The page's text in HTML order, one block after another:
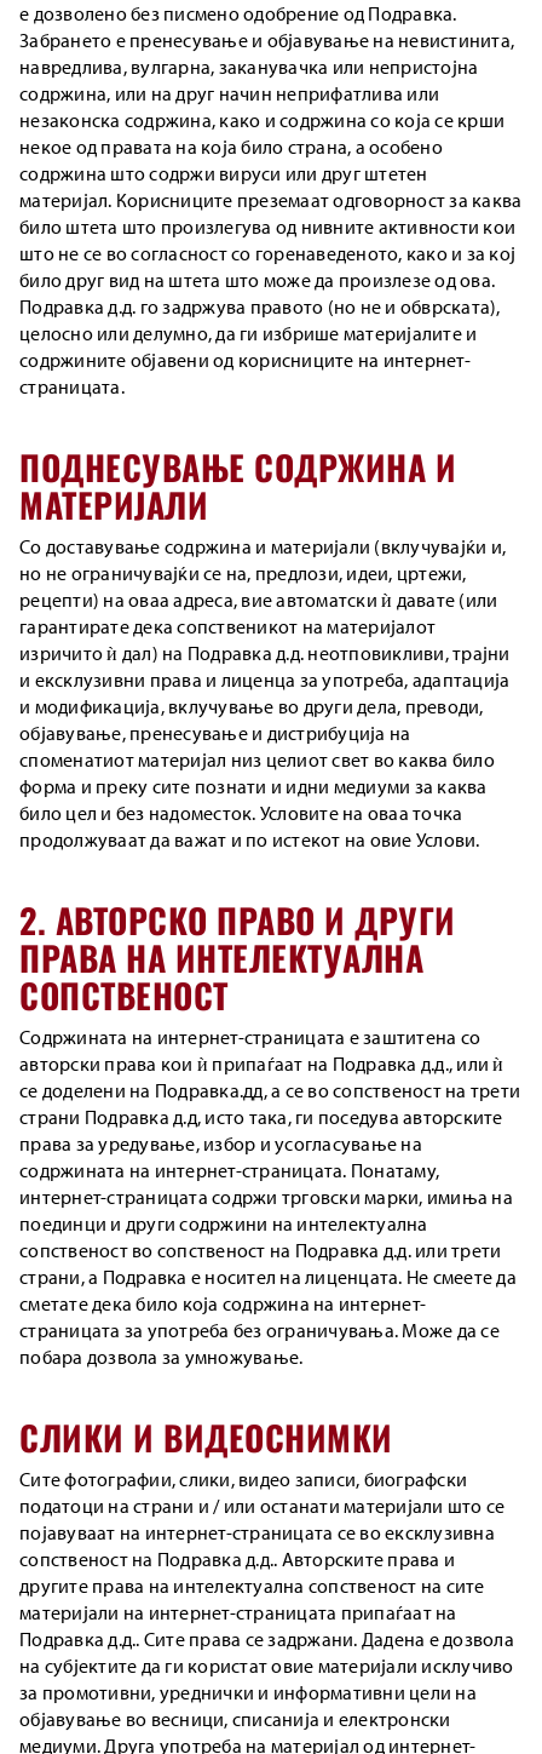
е дозволено без писмено одобрение од Подравка.
Забрането е пренесување и објавување на невистинита,
навредлива, вулгарна, заканувачка или непристојна
содржина, или на друг начин неприфатлива или
незаконска содржина, како и содржина со која се крши
некое од правата на која било страна, а особено
содржина што содржи вируси или друг штетен
материјал. Корисниците преземаат одговорност за каква
било штета што произлегува од нивните активности кои
што не се во согласност со горенаведеното, како и за кој
било друг вид на штета што може да произлезе од ова.
Подравка д.д. го задржува правото (но не и обврската),
целосно или делумно, да ги избрише материјалите и
содржините објавени од корисниците на интернет-
страницата.
ПОДНЕСУВАЊЕ СОДРЖИНА И
МАТЕРИЈАЛИ
Со доставување содржина и материјали (вклучувајќи и,
но не ограничувајќи се на, предлози, идеи, цртежи,
рецепти) на оваа адреса, вие автоматски ѝ давате (или
гарантирате дека сопственикот на материјалот
изричито ѝ дал) на Подравка д.д. неотповикливи, трајни
и ексклузивни права и лиценца за употреба, адаптација
и модификација, вклучување во други дела, преводи,
објавување, пренесување и дистрибуција на
споменатиот материјал низ целиот свет во каква било
форма и преку сите познати и идни медиуми за каква
било цел и без надоместок. Условите на оваа точка
продолжуваат да важат и по истекот на овие Услови.
2. АВТОРСКО ПРАВО И ДРУГИ
ПРАВА НА ИНТЕЛЕКТУАЛНА
СОПСТВЕНОСТ
Содржината на интернет-страницата е заштитена со
авторски права кои ѝ припаѓаат на Подравка д.д., или ѝ
се доделени на Подравка.дд, а се во сопственост на трети
страни Подравка д.д, исто така, ги поседува авторските
права за уредување, избор и усогласување на
содржината на интернет-страницата. Понатаму,
интернет-страницата содржи трговски марки, имиња на
поединци и други содржини на интелектуална
сопственост во сопственост на Подравка д.д. или трети
страни, а Подравка е носител на лиценцата. Не смеете да
сметате дека било која содржина на интернет-
страницата за употреба без ограничувања. Може да се
побара дозвола за умножување.
СЛИКИ И ВИДЕОСНИМКИ
Сите фотографии, слики, видео записи, биографски
податоци на страни и / или останати материјали што се
појавуваат на интернет-страницата се во ексклузивна
сопственост на Подравка д.д.. Авторските права и
другите права на интелектуална сопственост на сите
материјали на интернет-страницата припаѓаат на
Подравка д.д.. Сите права се задржани. Дадена е дозвола
на субјектите да ги користат овие материјали исклучиво
за промотивни, уреднички и информативни цели на
објавување во весници, списанија и електронски
медиуми. Друга употреба на материјал од интернет-